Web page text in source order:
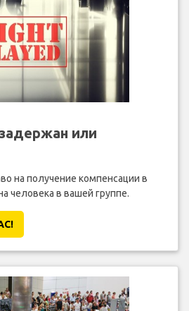
или
на получение компенсации в
человека в вашей группе.